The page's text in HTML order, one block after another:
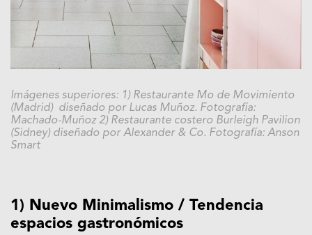
Imágenes superiores: 1) Restaurante Mo de Movimiento
(Madrid) diseñado por Lucas Muñoz. Fotografía:
Machado-Muñoz 2) Restaurante costero Burleigh Pavilion
(Sidney) diseñado por Alexander & Co. Fotografía: Anson
Smart
1) Nuevo Minimalismo / Tendencia
espacios gastronómicos